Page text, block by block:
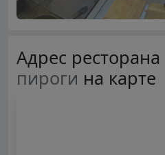
Адрес ресторана
пироги на карте